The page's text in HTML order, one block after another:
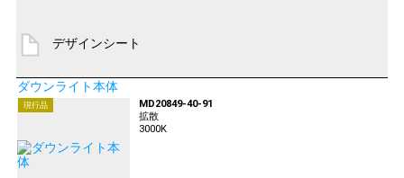
デザインシート
ダウンライト本体
現行品
MD20849-40-91
拡散
3000K